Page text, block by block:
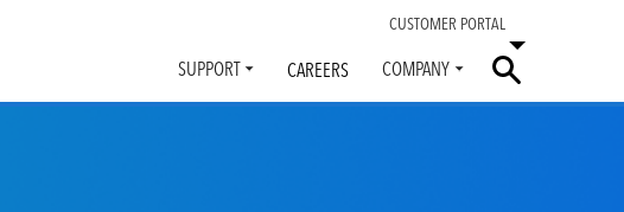
CUSTOMER PORTAL
SUPPORT
Toggle
submenu
CAREERS COMPANY
Toggle
submenu